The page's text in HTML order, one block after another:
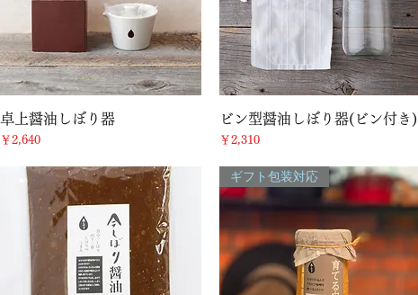
クイックビュー
卓上醤油しぼり器
価格
￥2,640
クイックビュー
ビン型醤油しぼり器(ビン付き)
価格
￥2,310
ギフト包装対応